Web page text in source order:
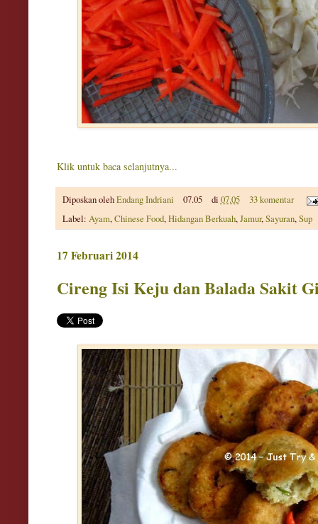
Klik untuk baca selanjutnya...
Diposkan olehEndang Indriani 07.05 di 07.05
33 komentar
Label: Ayam,Chinese Food,Hidangan Berkuah,Jamur,Sayuran,Sup
17 Februari 2014
Cireng Isi Keju dan Balada Sakit